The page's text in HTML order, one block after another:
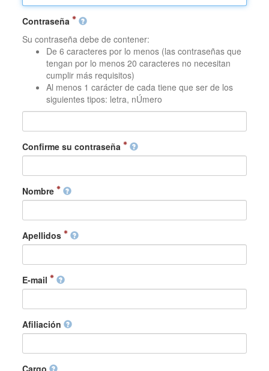
Contraseña
Su contraseña debe de contener:
De 6 caracteres por lo menos (las contraseñas que
tengan por lo menos 20 caracteres no necesitan
cumplir más requisitos)
Al menos 1 carácter de cada tiene que ser de los
siguientes tipos: letra, nÚmero
Confirme su contraseña
Nombre
Apellidos
E-mail
Afiliación
Cargo